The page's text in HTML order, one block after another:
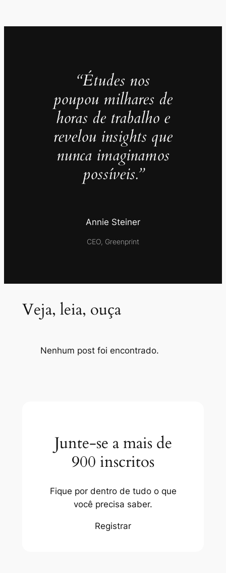
“Études nos
poupou milhares de
horas de trabalho e
revelou insights que
nunca imaginamos
possíveis.”
Annie Steiner
CEO, Greenprint
Veja, leia, ouça
Nenhum post foi encontrado.
Junte-se a mais de
900 inscritos
Fique por dentro de tudo o que
você precisa saber.
Registrar